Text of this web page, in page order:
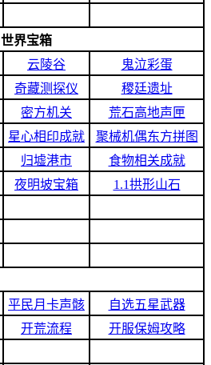
世界宝箱
云陵谷
鬼泣彩蛋
奇藏测探仪
稷廷遗址
密方机关
荒石高地声匣
星心相印成就
聚械机偶东方拼图
归墟港市
食物相关成就
夜明坡宝箱
1.1拱形山石
平民月卡声骸
自选五星武器
开荒流程
开服保姆攻略